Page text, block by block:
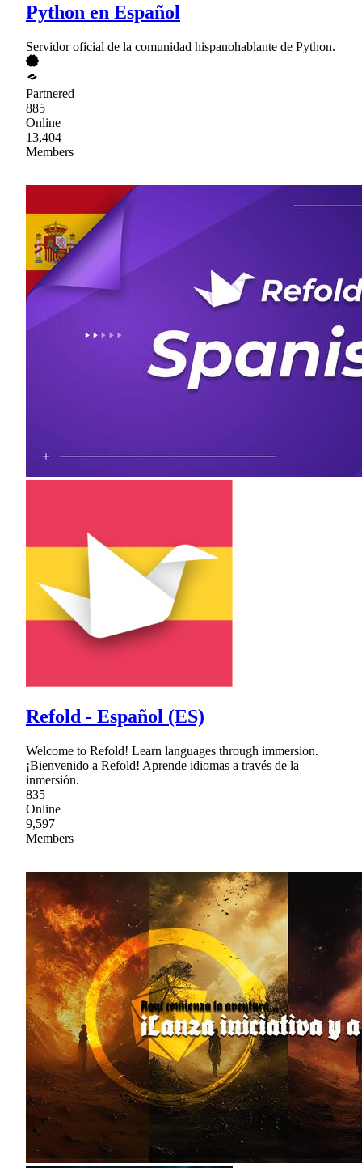
Python en Español
Servidor oficial de la comunidad hispanohablante de Python.
Partnered
885
Online
13,404
Members
Refold - Español (ES)
Welcome to Refold! Learn languages through immersion.
¡Bienvenido a Refold! Aprende idiomas a través de la
inmersión.
835
Online
9,597
Members